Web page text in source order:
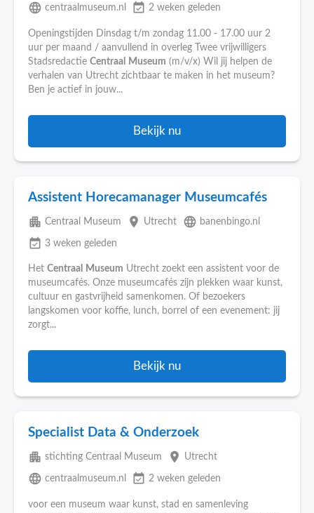
language centraalmuseum.nl event_available 2 weken geleden
Openingstijden Dinsdag t/m zondag 11.00 - 17.00 uur 2
uur per maand / aanvullend in overleg Twee vrijwilligers
Stadsredactie Centraal Museum (m/v/x) Wil jij helpen de
verhalen van Utrecht zichtbaar te maken in het museum?
Ben je actief in jouw...
Bekijk nu
Assistent Horecamanager Museumcafés
apartment Centraal Museum place Utrecht language banenbingo.nl
event_available 3 weken geleden
Het Centraal Museum Utrecht zoekt een assistent voor de
museumcafés. Onze museumcafés zijn plekken waar kunst,
cultuur en gastvrijheid samenkomen. Of bezoekers
langskomen voor koffie, lunch, borrel of een evenement: jij
zorgt...
Bekijk nu
Specialist Data & Onderzoek
apartment stichting Centraal Museum place Utrecht
language centraalmuseum.nl event_available 2 weken geleden
voor een museum waar kunst, stad en samenleving